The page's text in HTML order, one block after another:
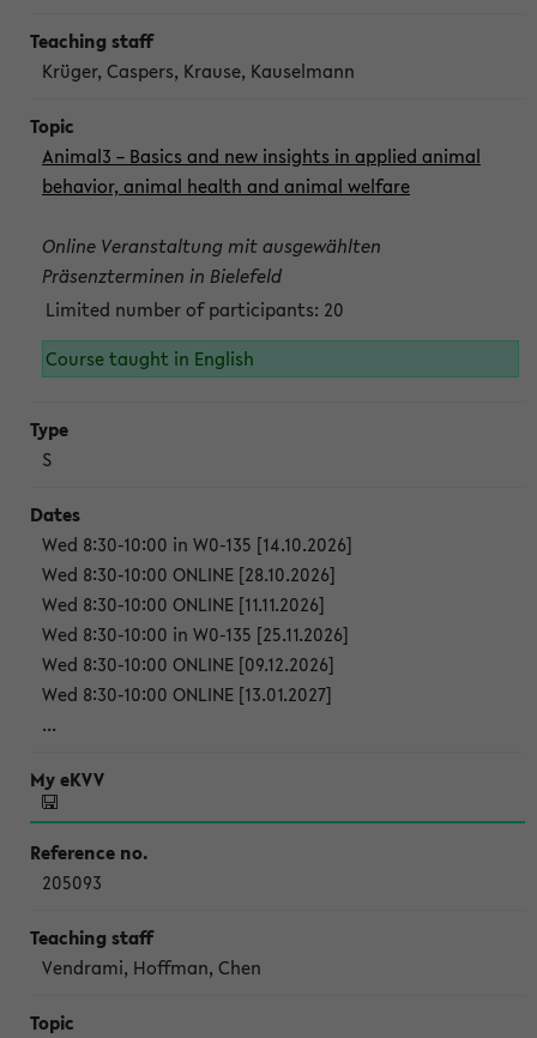
Krüger, Caspers, Krause, Kauselmann
Animal3 – Basics and new insights in applied animal
behavior, animal health and animal welfare
Online Veranstaltung mit ausgewählten
Präsenzterminen in Bielefeld
Limited number of participants: 20
Course taught in English
S
Wed 8:30-10:00 in W0-135 [14.10.2026]
Wed 8:30-10:00 ONLINE [28.10.2026]
Wed 8:30-10:00 ONLINE [11.11.2026]
Wed 8:30-10:00 in W0-135 [25.11.2026]
Wed 8:30-10:00 ONLINE [09.12.2026]
Wed 8:30-10:00 ONLINE [13.01.2027]
...
205093
Vendrami, Hoffman, Chen